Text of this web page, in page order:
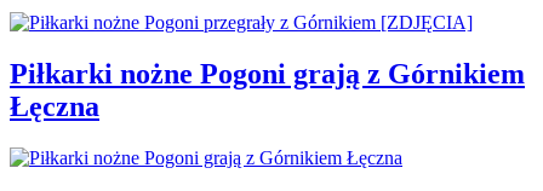
Piłkarki nożne Pogoni grają z Górnikiem
Łęczna